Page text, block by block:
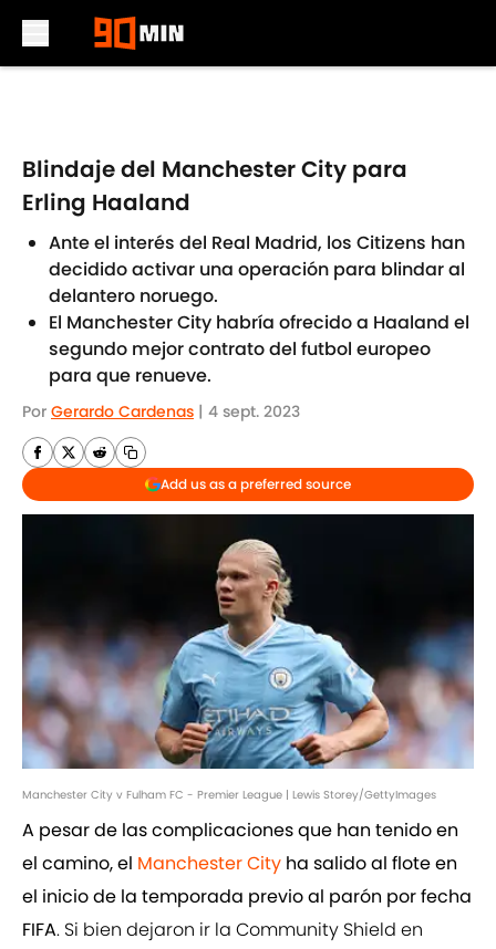
Blindaje del Manchester City para
Erling Haaland
Ante el interés del Real Madrid, los Citizens han
decidido activar una operación para blindar al
delantero noruego.
El Manchester City habría ofrecido a Haaland el
segundo mejor contrato del futbol europeo
para que renueve.
Por Gerardo Cardenas | 4 sept. 2023
Add us as a preferred source
Manchester City v Fulham FC - Premier League | Lewis Storey/GettyImages
A pesar de las complicaciones que han tenido en
el camino, el Manchester City ha salido al flote en
el inicio de la temporada previo al parón por fecha
FIFA. Si bien dejaron ir la Community Shield en